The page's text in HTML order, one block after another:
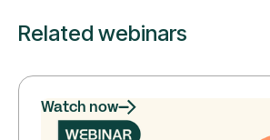
Related webinars
Watch now